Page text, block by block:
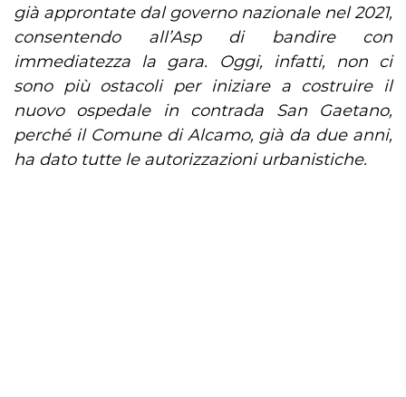
già approntate dal governo nazionale nel 2021,
consentendo all’Asp di bandire con
immediatezza la gara. Oggi, infatti, non ci
sono più ostacoli per iniziare a costruire il
nuovo ospedale in contrada San Gaetano,
perché il Comune di Alcamo, già da due anni,
ha dato tutte le autorizzazioni urbanistiche.